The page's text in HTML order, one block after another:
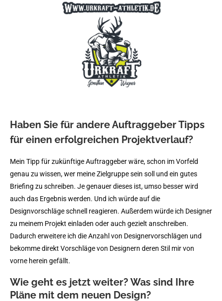
Haben Sie für andere Auftraggeber Tipps
für einen erfolgreichen Projektverlauf?
Mein Tipp für zukünftige Auftraggeber wäre, schon im Vorfeld
genau zu wissen, wer meine Zielgruppe sein soll und ein gutes
Briefing zu schreiben. Je genauer dieses ist, umso besser wird
auch das Ergebnis werden. Und ich würde auf die
Designvorschläge schnell reagieren. Außerdem würde ich Designer
zu meinem Projekt einladen oder auch gezielt anschreiben.
Dadurch erweitere ich die Anzahl von Designervorschlägen und
bekomme direkt Vorschläge von Designern deren Stil mir von
vorne herein gefällt.
Wie geht es jetzt weiter? Was sind Ihre
Pläne mit dem neuen Design?